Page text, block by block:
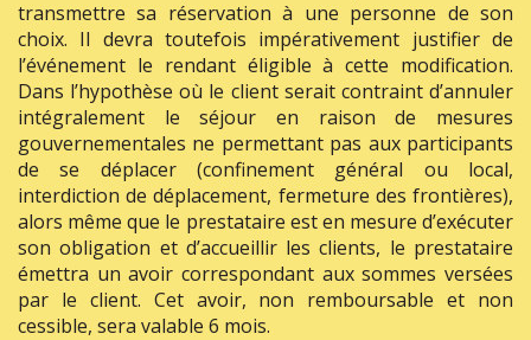
transmettre sa réservation à une personne de son
choix. Il devra toutefois impérativement justifier de
l’événement le rendant éligible à cette modification.
Dans l’hypothèse où le client serait contraint d’annuler
intégralement le séjour en raison de mesures
gouvernementales ne permettant pas aux participants
de se déplacer (confinement général ou local,
interdiction de déplacement, fermeture des frontières),
alors même que le prestataire est en mesure d’exécuter
son obligation et d’accueillir les clients, le prestataire
émettra un avoir correspondant aux sommes versées
par le client. Cet avoir, non remboursable et non
cessible, sera valable 6 mois.